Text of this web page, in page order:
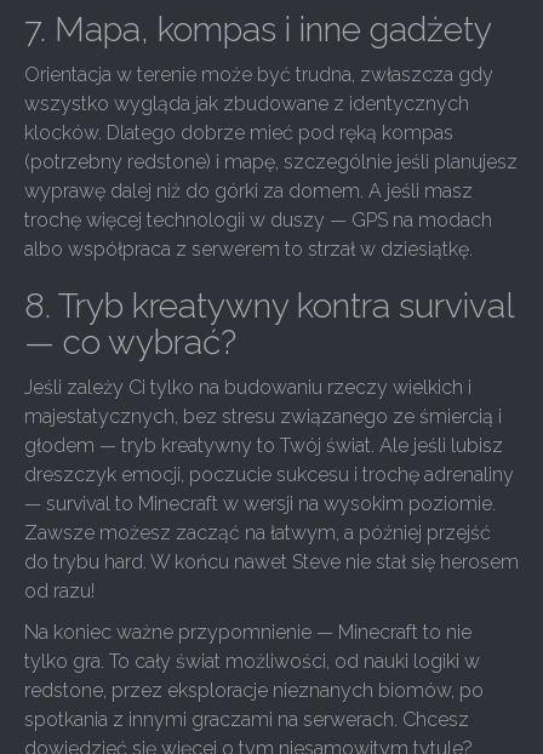
7. Mapa, kompas i inne gadżety
Orientacja w terenie może być trudna, zwłaszcza gdy
wszystko wygląda jak zbudowane z identycznych
klocków. Dlatego dobrze mieć pod ręką kompas
(potrzebny redstone) i mapę, szczególnie jeśli planujesz
wyprawę dalej niż do górki za domem. A jeśli masz
trochę więcej technologii w duszy — GPS na modach
albo współpraca z serwerem to strzał w dziesiątkę.
8. Tryb kreatywny kontra survival
— co wybrać?
Jeśli zależy Ci tylko na budowaniu rzeczy wielkich i
majestatycznych, bez stresu związanego ze śmiercią i
głodem — tryb kreatywny to Twój świat. Ale jeśli lubisz
dreszczyk emocji, poczucie sukcesu i trochę adrenaliny
— survival to Minecraft w wersji na wysokim poziomie.
Zawsze możesz zacząć na łatwym, a później przejść
do trybu hard. W końcu nawet Steve nie stał się herosem
od razu!
Na koniec ważne przypomnienie — Minecraft to nie
tylko gra. To cały świat możliwości, od nauki logiki w
redstone, przez eksploracje nieznanych biomów, po
spotkania z innymi graczami na serwerach. Chcesz
dowiedzieć się więcej o tym niesamowitym tytule?